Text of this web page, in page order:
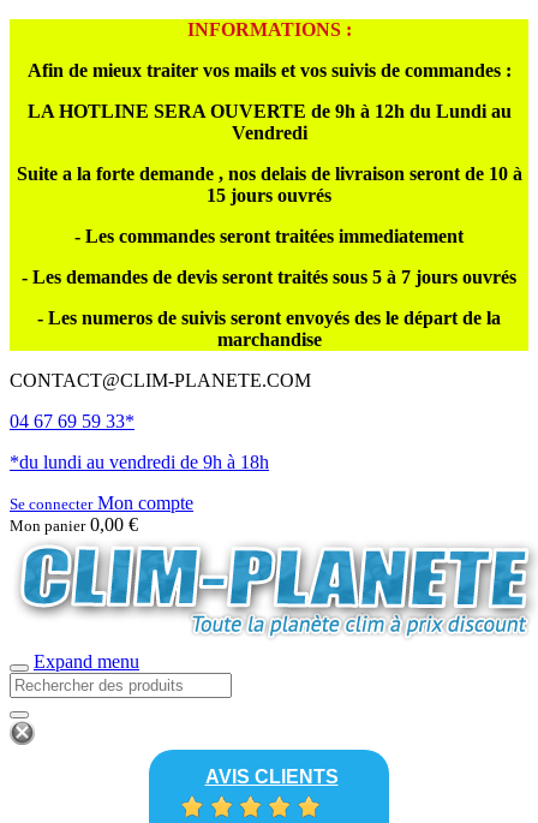
INFORMATIONS :
Afin de mieux traiter vos mails et vos suivis de commandes :
LA HOTLINE SERA OUVERTE de 9h à 12h du Lundi au
Vendredi
Suite a la forte demande , nos delais de livraison seront de 10 à
15 jours ouvrés
- Les commandes seront traitées immediatement
- Les demandes de devis seront traités sous 5 à 7 jours ouvrés
- Les numeros de suivis seront envoyés des le départ de la
marchandise
CONTACT@CLIM-PLANETE.COM
04 67 69 59 33*
*du lundi au vendredi de 9h à 18h
Se connecterMon compte
Mon panier 0,00 €
Expand menu
AVIS CLIENTS